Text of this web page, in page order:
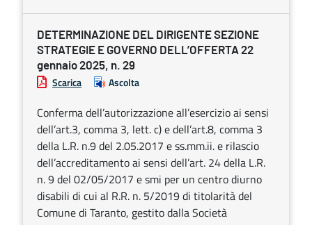
DETERMINAZIONE DEL DIRIGENTE SEZIONE
STRATEGIE E GOVERNO DELL’OFFERTA 22
gennaio 2025, n. 29
Scarica Ascolta
Conferma dell’autorizzazione all’esercizio ai sensi
dell’art.3, comma 3, lett. c) e dell’art.8, comma 3
della L.R. n.9 del 2.05.2017 e ss.mm.ii. e rilascio
dell’accreditamento ai sensi dell’art. 24 della L.R.
n. 9 del 02/05/2017 e smi per un centro diurno
disabili di cui al R.R. n. 5/2019 di titolarità del
Comune di Taranto, gestito dalla Società